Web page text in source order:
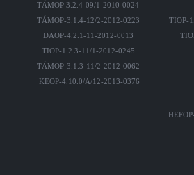
TÁMOP 3.2.4-09/1-2010-0024
TÁMOP-3.1.4-12/2-2012-0223
DAOP-4.2.1-11-2012-0013
TIOP-1.2.3-11/1-2012-0245
TÁMOP-3.1.3-11/2-2012-0062
KEOP-4.10.0/A/12-2013-0376
TIOP-